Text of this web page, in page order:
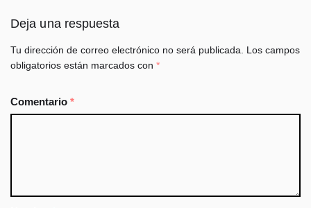
Deja una respuesta
Tu dirección de correo electrónico no será publicada.
Los campos
obligatorios están marcados con *
Comentario *